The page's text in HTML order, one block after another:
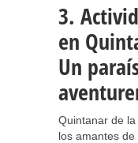
3.
en
Un
Quintanar de
los amantes de